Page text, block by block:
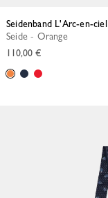
Seidenband L'Arc-en-ciel
Seide - Orange
110,00 €